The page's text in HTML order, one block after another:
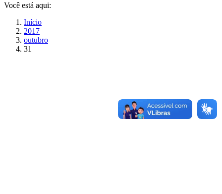
Você está aqui:
Início
2017
outubro
31